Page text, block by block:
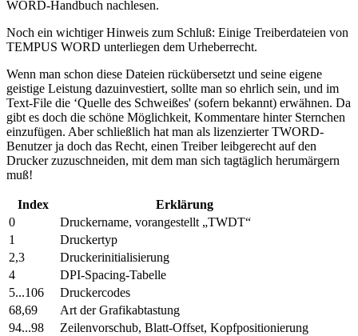
WORD-Handbuch nachlesen.
Noch ein wichtiger Hinweis zum Schluß: Einige Treiberdateien von
TEMPUS WORD unterliegen dem Urheberrecht.
Wenn man schon diese Dateien rückübersetzt und seine eigene
geistige Leistung dazuinvestiert, sollte man so ehrlich sein, und im
Text-File die ‘Quelle des Schweißes' (sofern bekannt) erwähnen. Da
gibt es doch die schöne Möglichkeit, Kommentare hinter Sternchen
einzufügen. Aber schließlich hat man als lizenzierter TWORD-
Benutzer ja doch das Recht, einen Treiber leibgerecht auf den
Drucker zuzuschneiden, mit dem man sich tagtäglich herumärgern
muß!
Index
Erklärung
0
Druckername, vorangestellt „TWDT“
1
Druckertyp
2,3
Druckerinitialisierung
4
DPI-Spacing-Tabelle
5...106
Druckercodes
68,69
Art der Grafikabtastung
94...98
Zeilenvorschub, Blatt-Offset, Kopfpositionierung